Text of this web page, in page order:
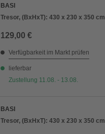
BASI
Tresor, (BxHxT): 430 x 230 x 350 cm
129,00 €
Verfügbarkeit im Markt prüfen
lieferbar
Zustellung 11.08. - 13.08.
BASI
Tresor, (BxHxT): 430 x 230 x 350 cm